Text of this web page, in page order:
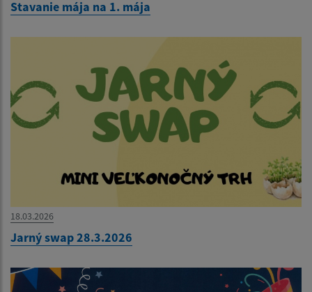
Stavanie mája na 1. mája
18.03.2026
Jarný swap 28.3.2026